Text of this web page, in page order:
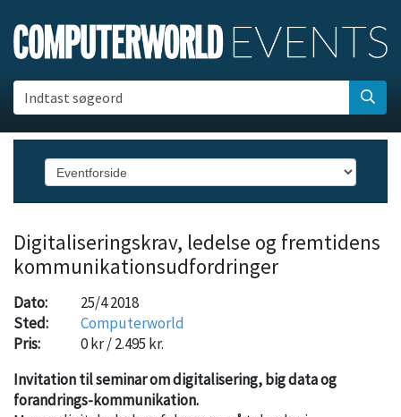
Indtast søgeord
Digitaliseringskrav, ledelse og fremtidens
kommunikationsudfordringer
Dato:
25/4 2018
Sted:
Computerworld
Pris:
0 kr / 2.495 kr.
Invitation til seminar om digitalisering, big data og
forandrings-kommunikation.